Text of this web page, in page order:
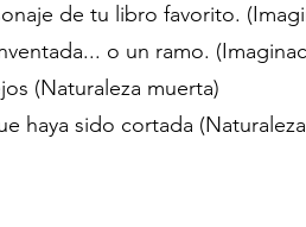
de tu libro favorito.
o un ramo.
(Naturaleza muerta)
haya sido cortada